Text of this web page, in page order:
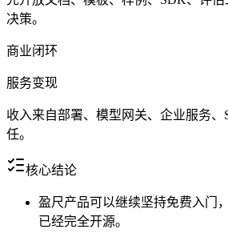
决策。
商业闭环
服务变现
收入来自部署、模型网关、企业服务
任。
核心结论
盈尺产品可以继续坚持免费入门
已经完全开源。